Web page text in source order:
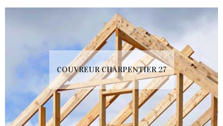
COUVREUR CHARPENTIER 27